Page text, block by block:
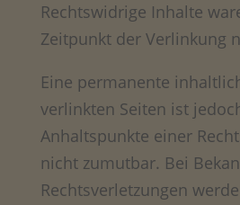
Rechtswidrige Inhalte
Zeitpunkt der Verlinkung
Eine permanente
verlinkten Seiten ist
Anhaltspunkte einer
nicht zumutbar. Bei
Rechtsverletzungen